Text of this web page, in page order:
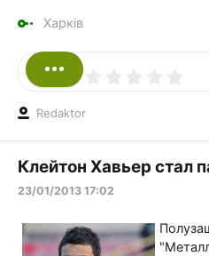
Харків
Redaktor
Клейтон Хавьер стал
23/01/2013 17:02